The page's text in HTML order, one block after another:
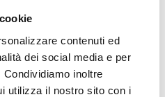
contenuti ed
dei social media e per
inoltre
utilizza il nostro sito con i
programma dedicato
Giuseppe Verdi e
dei posti